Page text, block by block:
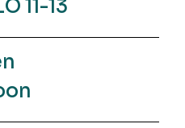
11-13